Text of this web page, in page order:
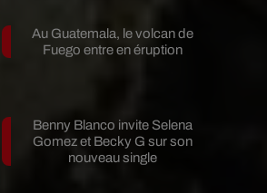
Au Guatemala, le volcan de
Fuego entre en éruption
Benny Blanco invite Selena
Gomez et Becky G sur son
nouveau single